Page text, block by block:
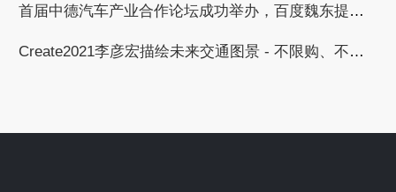
首届中德汽车产业合作论坛成功举办，百度魏东提出与德国汽车工业合作的三个倡议
Create2021李彦宏描绘未来交通图景 - 不限购、不限行、无拥堵